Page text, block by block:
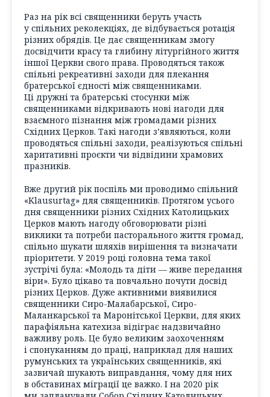
Раз на рік всі священники беруть участь
у спільних реколекціях, де відбувається ротація
різних обрядів. Це дає священникам змогу
досвідчити красу та глибину літургійного життя
іншої Церкви свого права. Проводяться також
спільні рекреативні заходи для плекання
братерської єдності між священниками.
Ці дружні та братерські стосунки між
священниками відкривають нові нагоди для
взаємного пізнання між громадами різних
Східних Церков. Такі нагоди з’являються, коли
проводяться спільні заходи, реалізуються спільні
харитативні проєкти чи відвідини храмових
празників.
Вже другий рік поспіль ми проводимо спільний
«Klausurtag» для священників. Протягом усього
дня священники різних Східних Католицьких
Церков мають нагоду обговорювати різні
виклики та потреби пасторального життя громад,
спільно шукати шляхів вирішення та визначати
пріоритети. У 2019 році головна тема такої
зустрічі була: «Молодь та діти — живе передання
віри». Було цікаво та повчально почути досвід
різних Церков. Дуже активними виявилися
священники Сиро-Малабарської, Сиро-
Маланкарської та Маронітської Церкви, для яких
парафіяльна катехиза відіграє надзвичайно
важливу роль. Це було великим заохоченням
і спонуканням до праці, наприклад для наших
румунських та українських священників, які
зазвичай шукають виправдання, чому для них
в обставинах міграції це важко. І на 2020 рік